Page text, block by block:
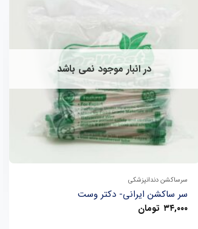
ها
در انبار موجود نمی باشد
سرساکشن دندانپزشکی
سر ساکشن ایرانی- دکتر وست
۳۴,۰۰۰ تومان